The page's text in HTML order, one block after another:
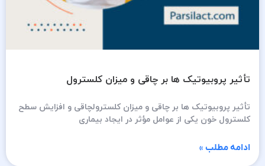
تأثیر پروبیوتیک ها بر چاقی و میزان کلسترول
تأثیر پروبیوتیک ها بر چاقی و میزان کلسترولچاقی و افزایش سطح
کلسترول خون یکی از عوامل مؤثر در ایجاد بیماری
ادامه مطلب »